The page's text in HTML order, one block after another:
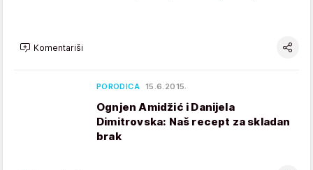
Komentariši
PORODICA 15.6.2015.
Ognjen Amidžić i Danijela
Dimitrovska: Naš recept za skladan
brak